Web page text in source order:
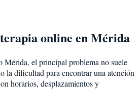
online en Mérida
Mérida, el principal problema no suele
la dificultad para encontrar una atención
horarios, desplazamientos y